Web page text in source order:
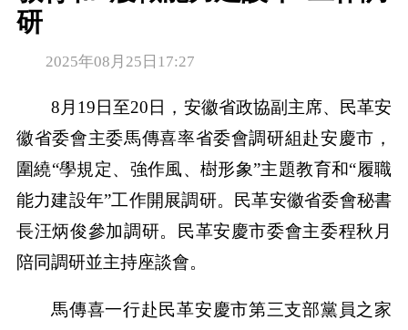
研
2025年08月25日17:27
8月19日至20日，安徽省政協副主席、民革安
徽省委會主委馬傳喜率省委會調研組赴安慶市，
圍繞“學規定、強作風、樹形象”主題教育和“履職
能力建設年”工作開展調研。民革安徽省委會秘書
長汪炳俊參加調研。民革安慶市委會主委程秋月
陪同調研並主持座談會。
馬傳喜一行赴民革安慶市第三支部黨員之家